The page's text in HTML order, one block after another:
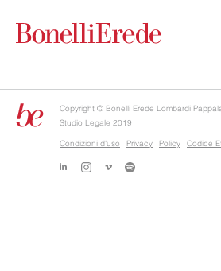
Copyright © Bonelli Erede Lombardi
Studio Legale 2019
Condizioni d'uso
Privacy Policy Codice